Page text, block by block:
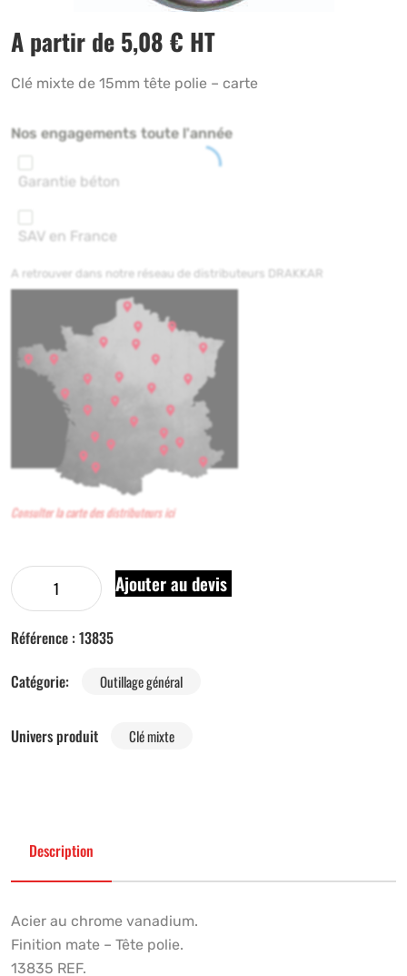
A partir de 5,08 € HT
Clé mixte de 15mm tête polie – carte
Nos engagements toute l'année
Garantie béton
SAV en France
A retrouver dans notre réseau de distributeurs DRAKKAR
Consulter la carte des distributeurs ici
Ajouter au devis
Référence : 13835
Catégorie:
Outillage général
Univers produit Clé mixte
Description
Acier au chrome vanadium.
Finition mate – Tête polie.
13835 REF.